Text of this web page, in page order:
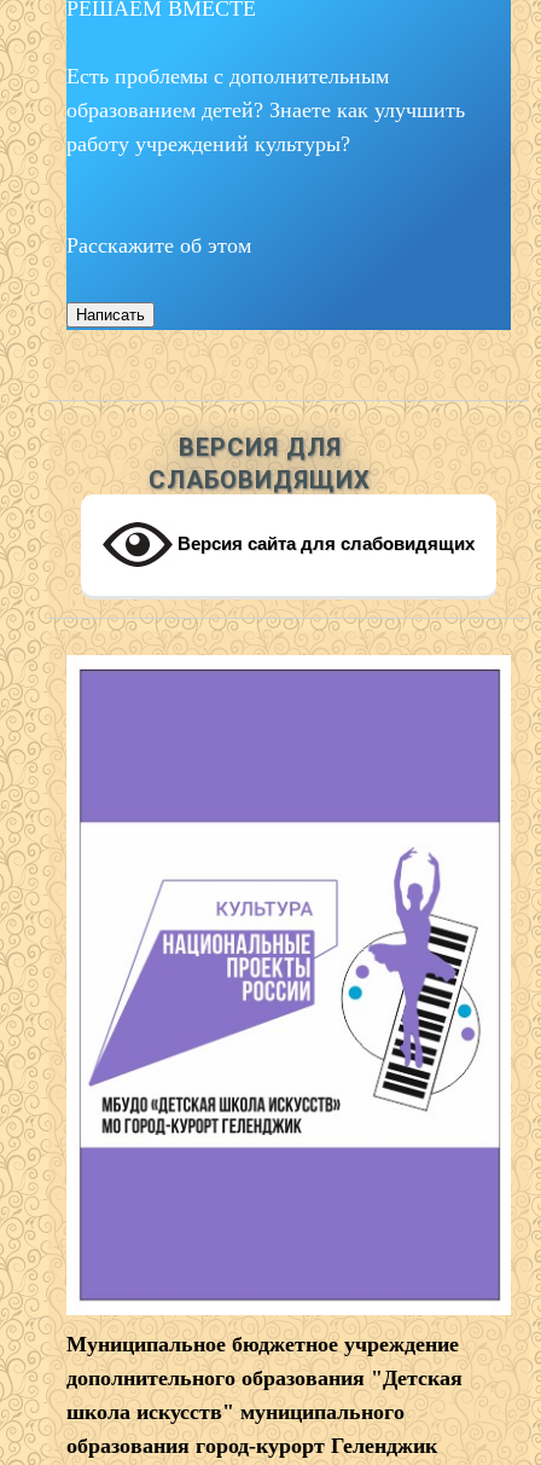
РЕШАЕМ ВМЕСТЕ
Есть проблемы с дополнительным
образованием детей? Знаете как улучшить
работу учреждений культуры?
Расскажите об этом
Написать
ВЕРСИЯ ДЛЯ
СЛАБОВИДЯЩИХ
Версия сайта для слабовидящих
Муниципальное бюджетное учреждение
дополнительного образования "Детская
школа искусств" муниципального
образования город-курорт Геленджик